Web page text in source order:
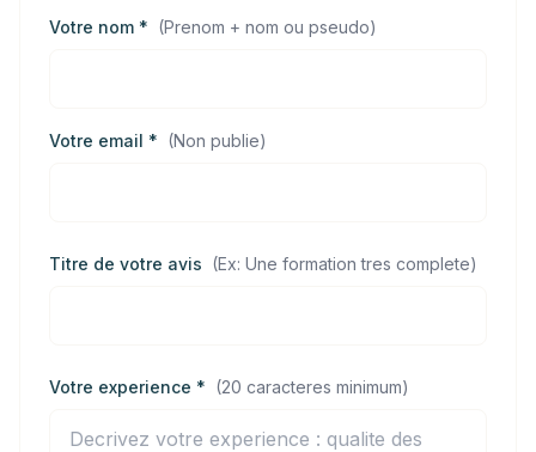
Votre nom * (Prenom + nom ou pseudo)
Votre email * (Non publie)
Titre de votre avis (Ex: Une formation tres complete)
Votre experience * (20 caracteres minimum)